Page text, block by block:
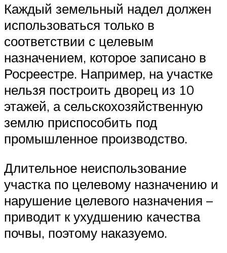
Каждый земельный надел должен
использоваться только в
соответствии с целевым
назначением, которое записано в
Росреестре. Например, на участке
нельзя построить дворец из 10
этажей, а сельскохозяйственную
землю приспособить под
промышленное производство.
Длительное неиспользование
участка по целевому назначению и
нарушение целевого назначения –
приводит к ухудшению качества
почвы, поэтому наказуемо.